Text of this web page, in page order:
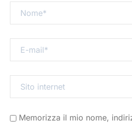
Memorizza il mio nome,